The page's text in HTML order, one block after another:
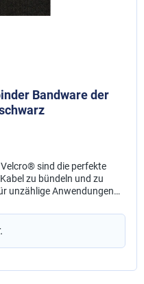
Bandware der
sind die perfekte
zu bündeln und zu
unzählige Anwendungen
und für